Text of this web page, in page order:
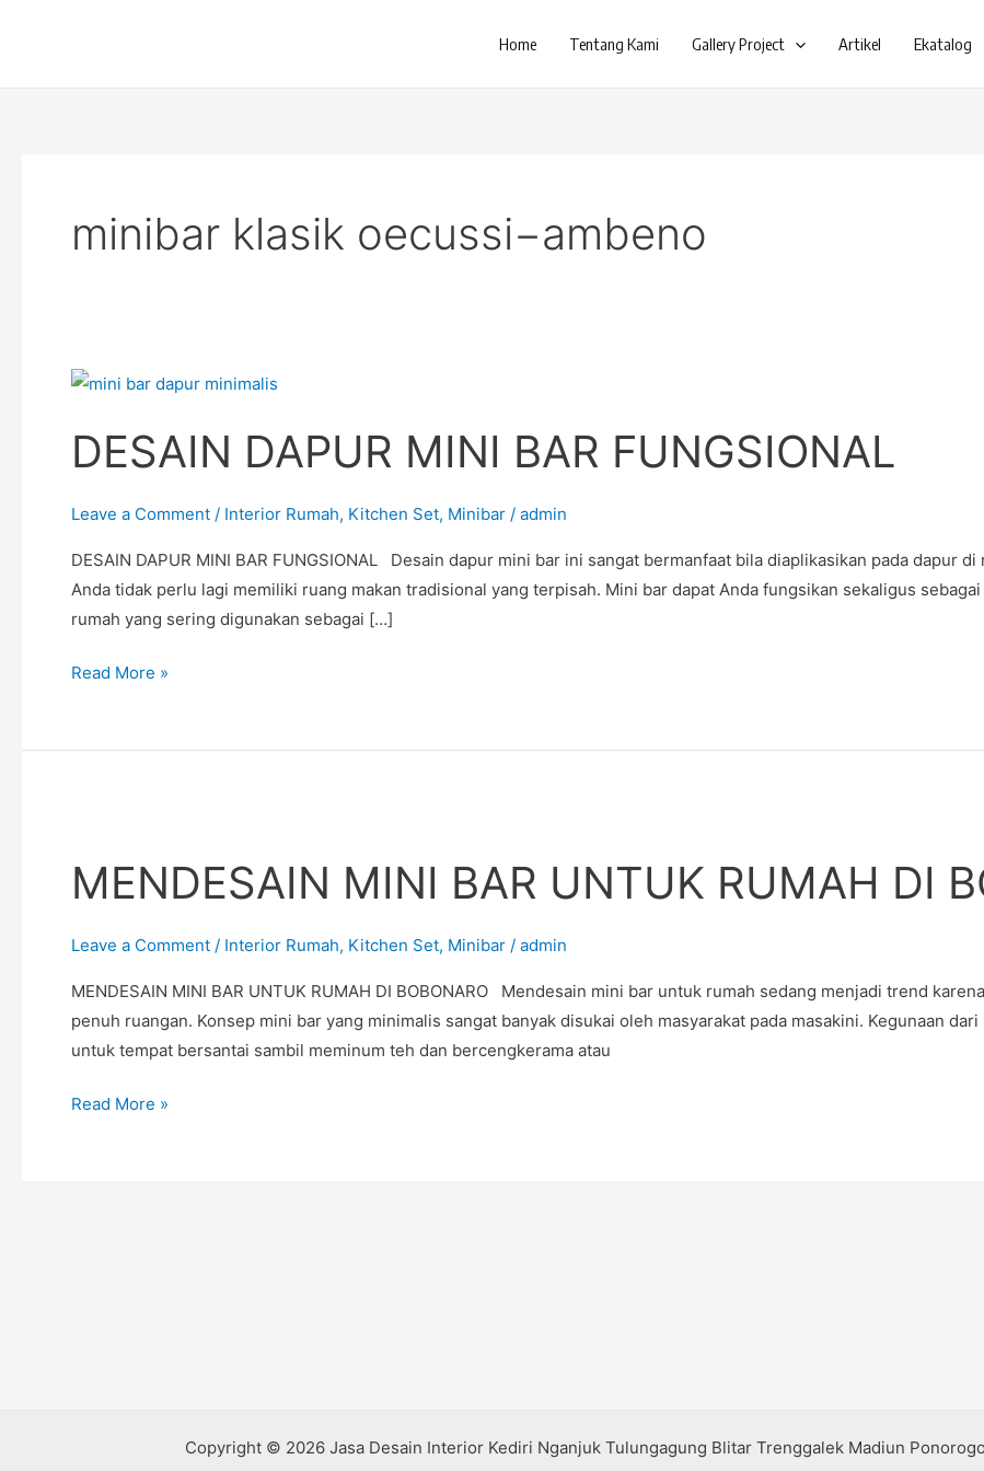
Home Tentang Kami Gallery Project Artikel Ekatalog
minibar klasik oecussi−ambeno
DESAIN DAPUR MINI BAR FUNGSIONAL
Leave a Comment / Interior Rumah, Kitchen Set, Minibar / admin
DESAIN DAPUR MINI BAR FUNGSIONAL Desain dapur mini bar ini sangat bermanfaat bila diaplikasikan pada dapur
Anda tidak perlu lagi memiliki ruang makan tradisional yang terpisah. Mini bar dapat Anda fungsikan sekaligus
rumah yang sering digunakan sebagai […]
DESAIN
MINI
BAR
Read More »
MENDESAIN MINI BAR UNTUK RUMAH DI
Leave a Comment / Interior Rumah, Kitchen Set, Minibar / admin
MENDESAIN MINI BAR UNTUK RUMAH DI BOBONARO Mendesain mini bar untuk rumah sedang menjadi trend
penuh ruangan. Konsep mini bar yang minimalis sangat banyak disukai oleh masyarakat pada masakini. Kegunaan
untuk tempat bersantai sambil meminum teh dan bercengkerama atau
BAR
UNTUK
BOBONARO
Read More »
Copyright © 2026 Jasa Desain Interior Kediri Nganjuk Tulungagung Blitar Trenggalek Madiun